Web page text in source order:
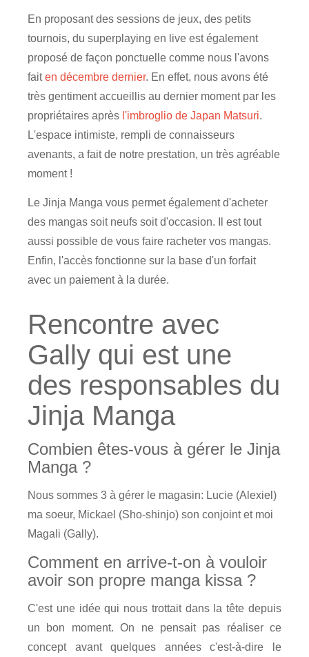
En proposant des sessions de jeux, des petits
tournois, du superplaying en live est également
proposé de façon ponctuelle comme nous l'avons
faiten décembre dernier. En effet, nous avons été
très gentiment accueillis au dernier moment par les
propriétaires après l'imbroglio de Japan Matsuri.
L'espace intimiste, rempli de connaisseurs
avenants, a fait de notre prestation, un très agréable
moment !
Le Jinja Manga vous permet également d'acheter
des mangas soit neufs soit d'occasion. Il est tout
aussi possible de vous faire racheter vos mangas.
Enfin, l'accès fonctionne sur la base d'un forfait
avec un paiement à la durée.
Rencontre avec
Gally qui est une
des responsables du
Jinja Manga
Combien êtes-vous à gérer le Jinja
Manga ?
Nous sommes 3 à gérer le magasin: Lucie (Alexiel)
ma soeur, Mickael (Sho-shinjo) son conjoint et moi
Magali (Gally).
Comment en arrive-t-on à vouloir
avoir son propre manga kissa ?
C'est une idée qui nous trottait dans la tête depuis
un bon moment. On ne pensait pas réaliser ce
concept avant quelques années c'est-à-dire le